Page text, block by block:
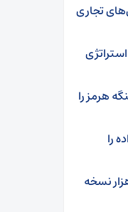
تجاری
هرمز را
را
«تن‌تن و سندباد» از مرز ۲۰۰ هزار نسخه